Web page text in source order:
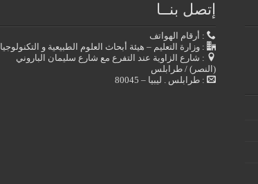
إتصل بنــا
: أرقام الهواتف
: وزارة التعليم – هيئة أبحاث العلوم الطبيعية و التكنولوجيا
: شارع الزاوية عند التفرع مع شارع سليمان الباروني
(النصر) / طرابلس
: طرابلس . ليبيا – 80045